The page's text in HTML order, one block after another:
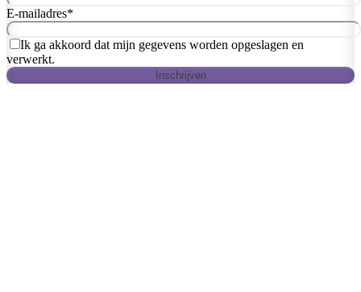
E-mailadres*
Ik ga akkoord dat mijn gegevens worden opgeslagen en
verwerkt.
Inschrijven